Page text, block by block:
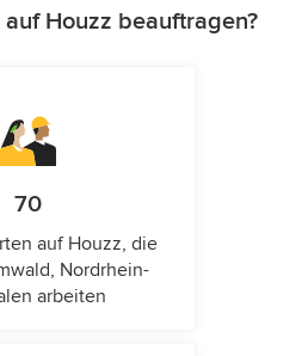
Houzz beauftragen?
70
auf Houzz, die
Nordrhein-
arbeiten